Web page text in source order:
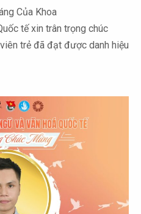
Của Khoa
tế xin trân trọng chúc
trẻ đã đạt được danh hiệu